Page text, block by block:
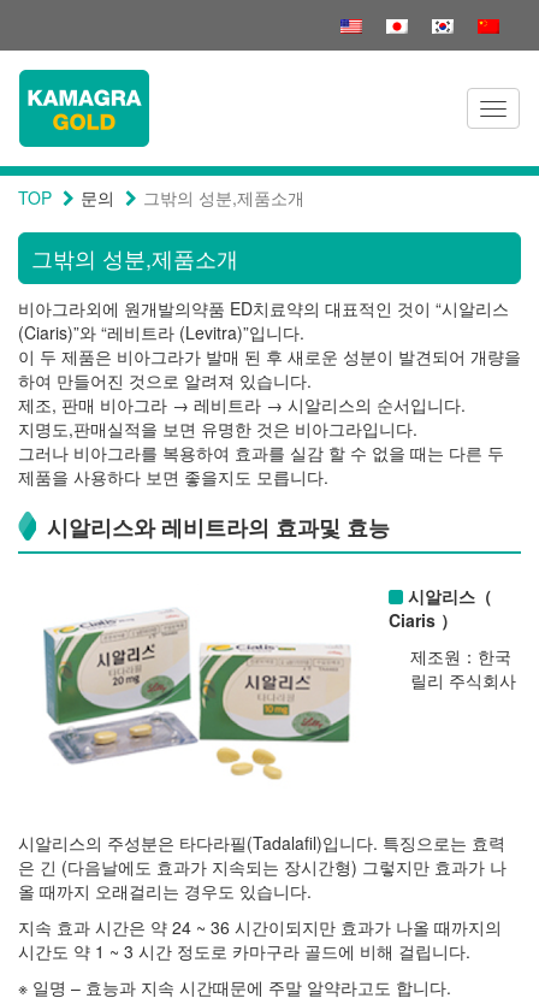
TOP 문의 그밖의 성분,제품소개
그밖의 성분,제품소개
비아그라외에 원개발의약품 ED치료약의 대표적인 것이 “시알리스
(Ciaris)”와 “레비트라 (Levitra)”입니다.
이 두 제품은 비아그라가 발매 된 후 새로운 성분이 발견되어 개량을
하여 만들어진 것으로 알려져 있습니다.
제조, 판매 비아그라 → 레비트라 → 시알리스의 순서입니다.
지명도,판매실적을 보면 유명한 것은 비아그라입니다.
그러나 비아그라를 복용하여 효과를 실감 할 수 없을 때는 다른 두
제품을 사용하다 보면 좋을지도 모릅니다.
시알리스와 레비트라의 효과및 효능
시알리스（
Ciaris ）
제조원：한국
릴리 주식회사
시알리스의 주성분은 타다라필(Tadalafil)입니다. 특징으로는 효력
은 긴 (다음날에도 효과가 지속되는 장시간형) 그렇지만 효과가 나
올 때까지 오래걸리는 경우도 있습니다.
지속 효과 시간은 약 24 ~ 36 시간이되지만 효과가 나올 때까지의
시간도 약 1 ~ 3 시간 정도로 카마구라 골드에 비해 걸립니다.
※ 일명 – 효능과 지속 시간때문에 주말 알약라고도 합니다.